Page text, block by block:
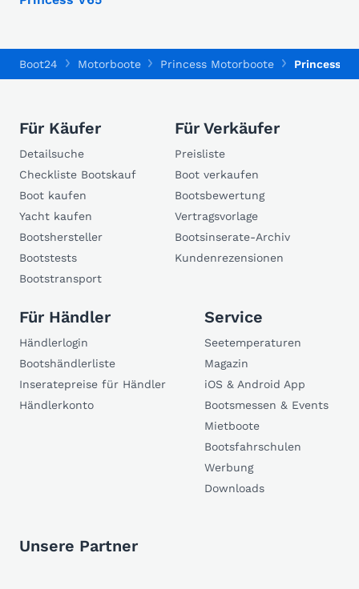
Boot24 Motorboote Princess Motorboote Princess
Für Käufer
Detailsuche
Checkliste Bootskauf
Boot kaufen
Yacht kaufen
Bootshersteller
Bootstests
Bootstransport
Für Verkäufer
Preisliste
Boot verkaufen
Bootsbewertung
Vertragsvorlage
Bootsinserate-Archiv
Kundenrezensionen
Für Händler
Händlerlogin
Bootshändlerliste
Inseratepreise für Händler
Händlerkonto
Service
Seetemperaturen
Magazin
iOS & Android App
Bootsmessen & Events
Mietboote
Bootsfahrschulen
Werbung
Downloads
Unsere Partner